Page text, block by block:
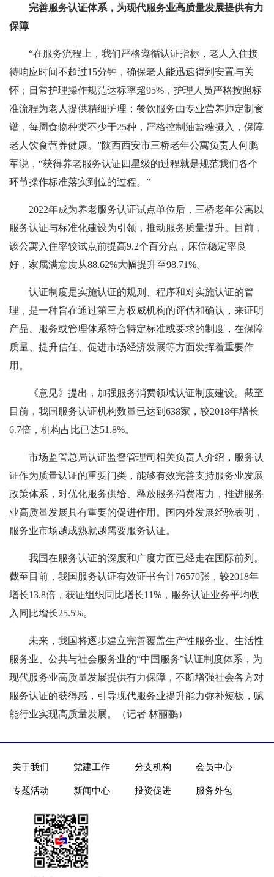
完善服务认证体系，为现代服务业高质量发展提供有力
保障
“在服务流程上，我们严格遵循认证指标，老人入住接
待响应时间不超过15分钟，确保老人能迅速得到安置与关
怀；日常护理操作规范达标率超95%，护理人员严格按照标
准流程为老人提供精细护理；餐饮服务由专业营养师定制食
谱，每周食物种类不少于25种，严格控制油盐糖摄入，保障
老人饮食营养健康。”陕西西安市三桥老年公寓负责人何鹏
军说，“获得养老服务认证四星级的过程就是规范我们各个
环节操作标准落实到位的过程。”
2022年成为养老服务认证试点单位后，三桥老年公寓以
服务认证与标准化建设为引领，推动服务质量提升。目前，
该公寓入住率较试点前提高9.2个百分点，床位稳定率良
好，家属满意度从88.62%大幅提升至98.71%。
认证制度是实施认证的规则、程序和对实施认证的管
理，是一种旨在通过第三方权威机构的评估和确认，来证明
产品、服务或管理体系符合特定标准或要求的制度，在保障
质量、提升信任、促进市场经济发展等方面发挥着重要作
用。
《意见》提出，加强服务消费领域认证制度建设。截至
目前，我国服务认证机构数量已达到638家，较2018年增长
6.7倍，机构占比已达51.8%。
市场监管总局认证监督管理司相关负责人介绍，服务认
证作为质量认证的重要门类，能够有效完善支持服务业发展
政策体系，对优化服务供给、释放服务消费潜力，推进服务
业高质量发展具有重要的促进作用。国内外发展经验表明，
服务业市场越成熟就越需要服务认证。
我国在服务认证的深度和广度方面已经走在国际前列。
截至目前，我国服务认证有效证书合计76570张，较2018年
增长13.8倍，获证组织同比增长11%，服务认证业务平均收
入同比增长25.5%。
未来，我国将逐步建立完善覆盖生产性服务业、生活性
服务业、公共与社会服务业的“中国服务”认证制度体系，为
现代服务业高质量发展提供有力保障，不断增强社会各方对
服务认证的获得感，引导现代服务业提升能力弥补短板，赋
能行业实现高质量发展。（记者 林丽鹂）
关于我们 党建工作 分支机构 会员中心
专题活动 新闻中心 投资促进 服务外包